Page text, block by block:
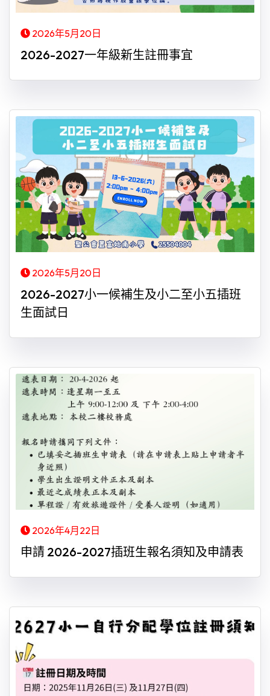
2026年5月20日
2026-2027一年級新生註冊事宜
2026年5月20日
2026-2027小一候補生及小二至小五插班
生面試日
2026年4月22日
申請 2026-2027插班生報名須知及申請表